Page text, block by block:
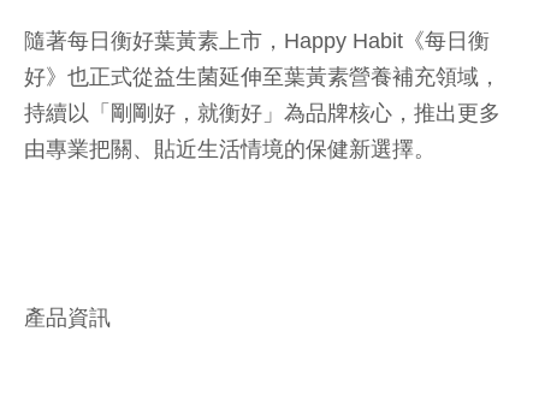
隨著每日衡好葉黃素上市，Happy Habit《每日衡
好》也正式從益生菌延伸至葉黃素營養補充領域，
持續以「剛剛好，就衡好」為品牌核心，推出更多
由專業把關、貼近生活情境的保健新選擇。
產品資訊